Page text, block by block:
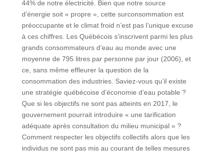
44% de notre électricité. Bien que notre source
d’énergie soit « propre », cette surconsommation est
préoccupante et le climat froid n’est pas l’unique excuse
à ces chiffres. Les Québécois s’inscrivent parmi les plus
grands consommateurs d’eau au monde avec une
moyenne de 795 litres par personne par jour (2006), et
ce, sans même effleurer la question de la
consommation des industries. Saviez-vous qu’il existe
une stratégie québécoise d’économie d’eau potable ?
Que si les objectifs ne sont pas atteints en 2017, le
gouvernement pourrait introduire « une tarification
adéquate après consultation du milieu municipal » ?
Comment respecter les objectifs collectifs alors que les
individus ne sont pas mis au courant de telles mesures